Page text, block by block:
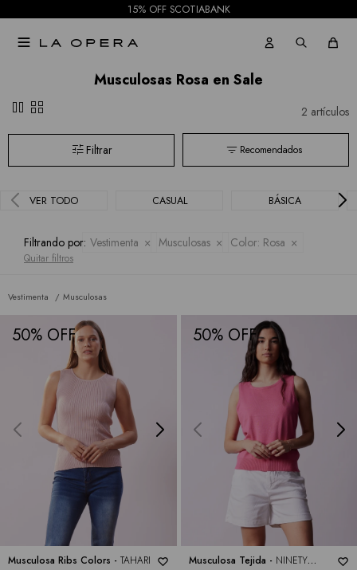
15% OFF SCOTIABANK

Musculosas Rosa en Sale
pause grid_view 2 artículos
Recomendados
VER TODO CASUAL BÁSICA
Filtrando por: Vestimenta Musculosas Color: Rosa
Quitar filtros
Vestimenta Musculosas
50
Musculosa Ribs Colors - TAHARI
50
Musculosa Tejida - NINETY
Shorts
Tash &
Hidden
Current
Air
BCBGMAXAZRIA
Todas
las
marcas